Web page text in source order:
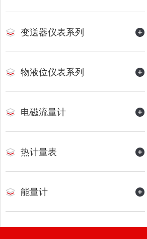
变送器仪表系列
物液位仪表系列
电磁流量计
热计量表
能量计